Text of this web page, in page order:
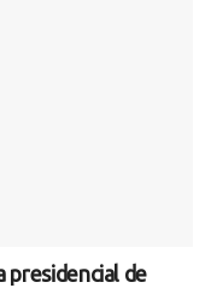
presidencial de